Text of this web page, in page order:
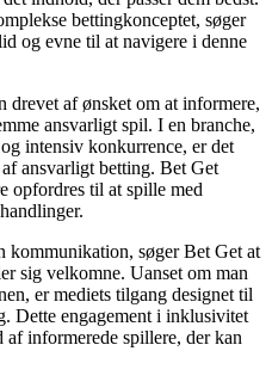
bettingkonceptet, søger
og evne til at navigere i denne
drevet af ønsket om at informere,
ansvarligt spil. I en branche,
intensiv konkurrence, er det
ansvarligt betting. Bet Get
opfordres til at spille med
kommunikation, søger Bet Get at
sig velkomne. Uanset om man
er mediets tilgang designet til
Dette engagement i inklusivitet
informerede spillere, der kan